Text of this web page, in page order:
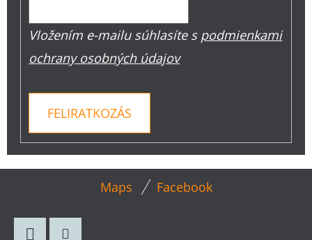
Vložením e-mailu súhlasíte s podmienkami
ochrany osobných údajov
FELIRATKOZÁS
Maps Facebook